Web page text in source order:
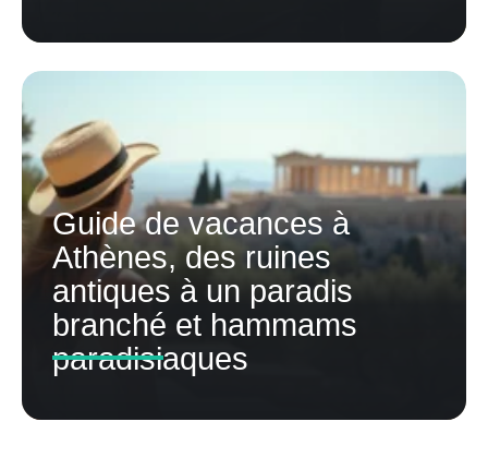
Guide de vacances à
Athènes, des ruines
antiques à un paradis
branché et hammams
paradisiaques